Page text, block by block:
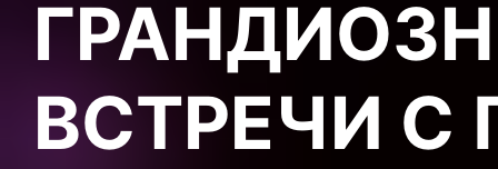
ВСТРЕЧИ